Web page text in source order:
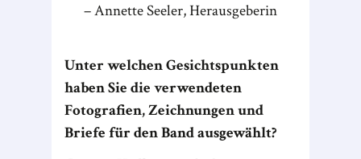
Annette Seeler, Herausgeberin
Unter welchen Gesichtspunkten
haben Sie die verwendeten
Fotografien, Zeichnungen und
Briefe für den Band ausgewählt?